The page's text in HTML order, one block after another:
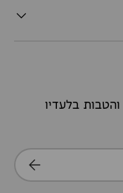
בלעדיו
הרשמה